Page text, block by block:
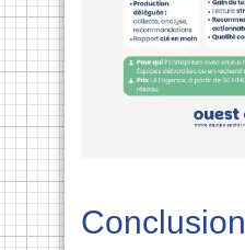
Conclusion